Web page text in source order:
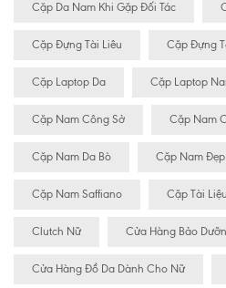
Cặp Da Nam Khi Gặp Đối Tác
Cặp Đựng Tài Liêu Cặp Đựng
Cặp Laptop Da Cặp Laptop
Cặp Nam Công Sở Cặp Nam
Cặp Nam Da Bò Cặp Nam Đẹp
Cặp Nam Saffiano Cặp Tài Liệu
Clutch Nữ Cửa Hàng Bảo
Cửa Hàng Đồ Da Dành Cho Nữ